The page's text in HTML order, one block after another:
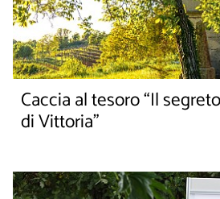
Caccia al tesoro “Il segreto
di Vittoria”